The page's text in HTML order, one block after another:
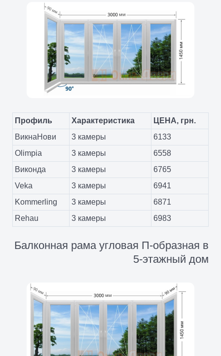
Профиль Характеристика
ЦЕНА, грн.
ВикнаНови
3 камеры
6133
Olimpia
3 камеры
6558
Виконда
3 камеры
6765
Veka
3 камеры
6941
Kommerling
3 камеры
6871
Rehau
3 камеры 6983
Балконная рама угловая П-образная в
5-этажный дом